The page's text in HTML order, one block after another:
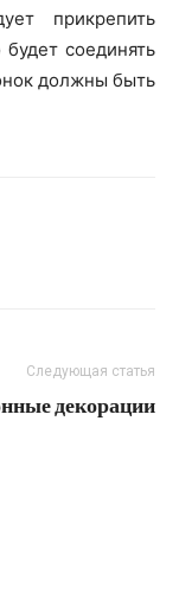
прикрепить
соединять
должны быть
Следующая статья
декорации